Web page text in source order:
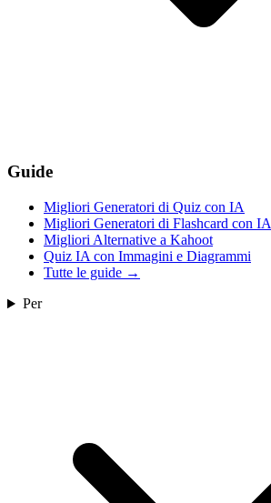
Guide
Migliori Generatori di Quiz con IA
Migliori Generatori di Flashcard con IA
Migliori Alternative a Kahoot
Quiz IA con Immagini e Diagrammi
Tutte le guide →
Per